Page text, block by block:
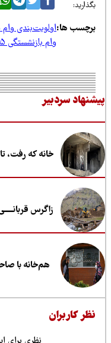
ها:اولویت‌بندی وام
وام بازنشستگی ۱۴۰۵
،
سردبیر
خانه که رفت،
زاگرس قربانـــــی
هم‌خانه با صاحبخانه
کاربران